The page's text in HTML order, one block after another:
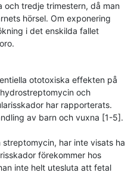
och tredje trimestern, då man
hörsel. Om exponering
i det enskilda fallet
ototoxiska effekten på
och
har rapporterats.
av barn och vuxna [1-5].
har inte visats ha
förekommer hos
inte helt utesluta att fetal